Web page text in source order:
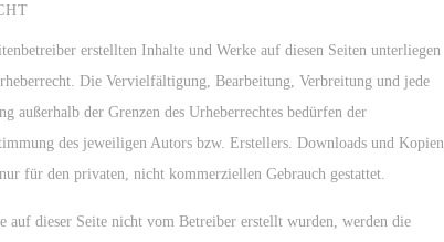
erstellten Inhalte und Werke auf diesen Seiten unterliegen
Die Vervielfältigung, Bearbeitung, Verbreitung und jede
außerhalb der Grenzen des Urheberrechtes bedürfen der
des jeweiligen Autors bzw. Erstellers. Downloads und Kopien
für den privaten, nicht kommerziellen Gebrauch gestattet.
auf dieser Seite nicht vom Betreiber erstellt wurden, werden die